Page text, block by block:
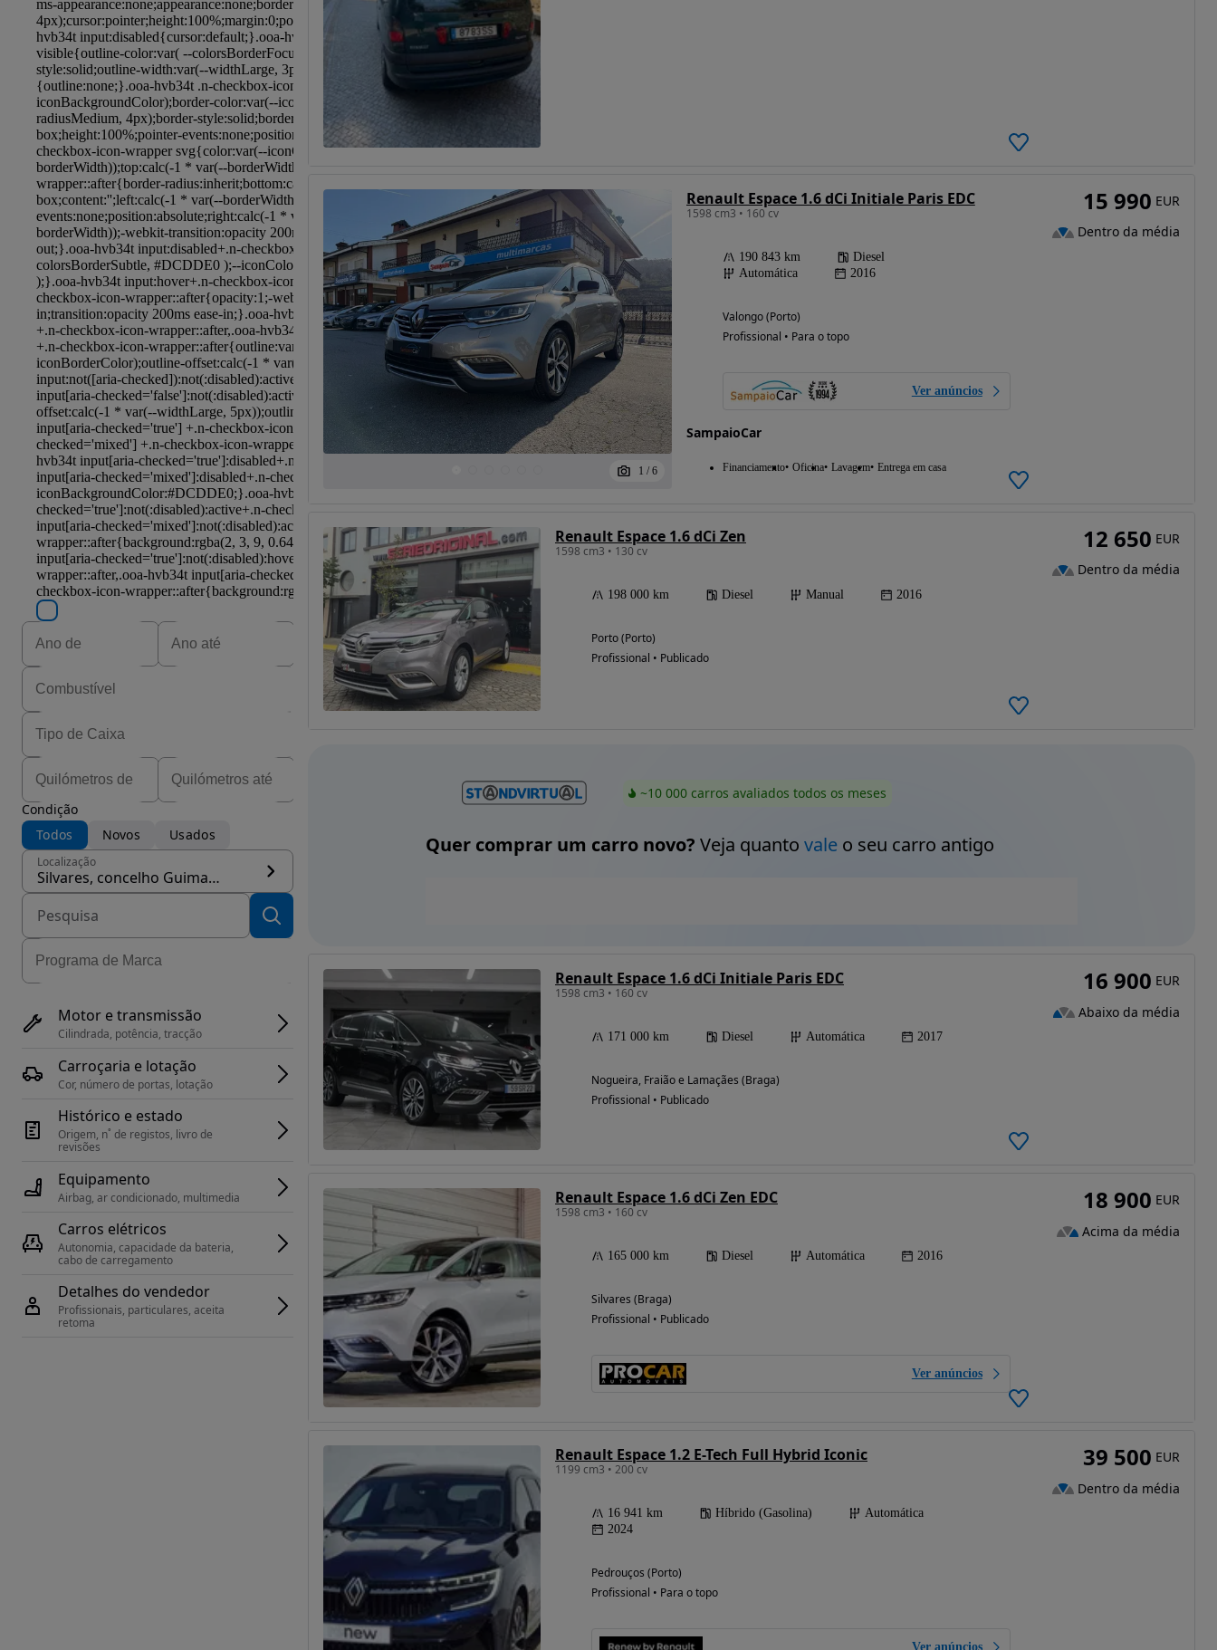
Condição
Todos
Novos Usados
Localização
Silvares, concelho Guimarães
Motor e transmissão
Cilindrada, potência, tracção
Carroçaria e lotação
Cor, número de portas, lotação
Histórico e estado
Origem, n˚ de registos, livro de
revisões
Equipamento
Airbag, ar condicionado, multimedia
Carros elétricos
Autonomia, capacidade da bateria,
cabo de carregamento
Detalhes do vendedor
Profissionais, particulares, aceita
retoma
1 / 6
Renault Espace 1.6 dCi Initiale Paris EDC
1598 cm3 • 160 cv
190 843 km
Diesel
Automática
2016
Valongo (Porto)
Profissional • Para o topo
Ver anúncios
SampaioCar
Financiamento Oficina Lavagem Entrega em casa
15 990 EUR
Dentro da média
Renault Espace 1.6 dCi Zen
1598 cm3 • 130 cv
198 000 km Diesel Manual 2016
Porto (Porto)
Profissional • Publicado
12 650 EUR
Dentro da média
~10 000 carros avaliados todos os meses
Quer comprar um carro novo? Veja quanto valeo seu carro antigo
Renault Espace 1.6 dCi Initiale Paris EDC
1598 cm3 • 160 cv
171 000 km Diesel Automática 2017
Nogueira, Fraião e Lamaçães (Braga)
Profissional • Publicado
16 900 EUR
Abaixo da média
Renault Espace 1.6 dCi Zen EDC
1598 cm3 • 160 cv
165 000 km Diesel Automática 2016
Silvares (Braga)
Profissional • Publicado
Ver anúncios
18 900 EUR
Acima da média
Renault Espace 1.2 E-Tech Full Hybrid Iconic
1199 cm3 • 200 cv
16 941 km Híbrido (Gasolina)
Automática
2024
Pedrouços (Porto)
Profissional • Para o topo
Ver anúncios
39 500 EUR
Dentro da média